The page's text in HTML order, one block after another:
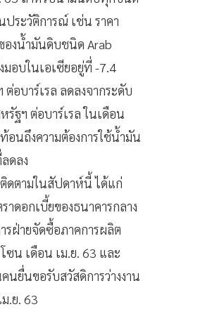
ประวัติการณ์ เช่น ราคา
องน้ำมันดิบชนิด Arab
มอบในเอเซียอยู่ที่ -7.4
ต่อบาร์เรล ลดลงจากระดับ
รัฐฯ ต่อบาร์เรล ในเดือน
อนถึงความต้องการใช้น้ำมัน
ดลง
ดตามในสัปดาห์นี้ ได้แก่
าดอกเบี้ยของธนาคารกลาง
ฝ่ายจัดซื้อภาคการผลิต
ซน เดือน เม.ย. 63 และ
นยื่นขอรับสวัสดิการว่างงาน
.ย. 63